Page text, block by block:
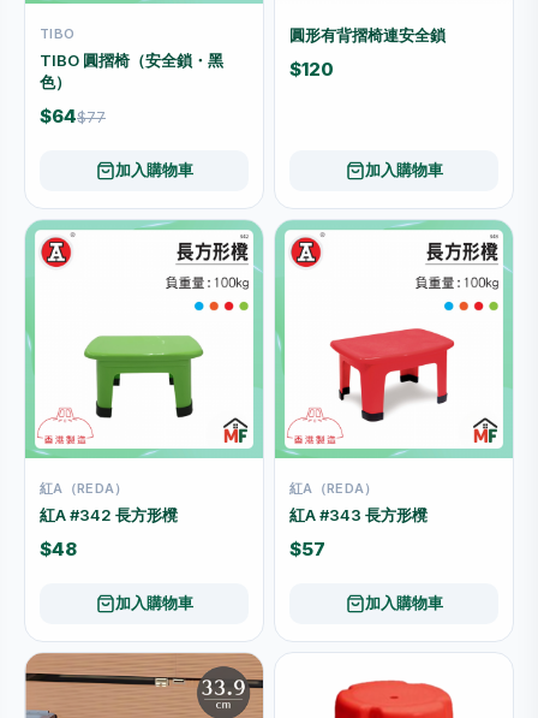
TIBO
TIBO 圓摺椅（安全鎖・黑
色）
$64$77
加入購物車
圓形有背摺椅連安全鎖
$120
加入購物車
紅A（REDA）
紅A #342 長方形櫈
$48
加入購物車
紅A（REDA）
紅A #343 長方形櫈
$57
加入購物車